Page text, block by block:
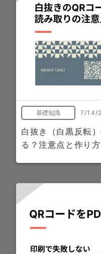
基礎知識 7/14/
白抜き（白黒反転
る？注意点と作り